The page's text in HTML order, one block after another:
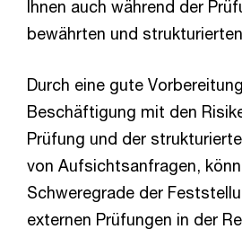
Ihnen auch während der
bewährten und
Durch eine gute
Beschäftigung mit den
Prüfung und der
von Aufsichtsanfragen,
Schweregrade der
externen Prüfungen in der